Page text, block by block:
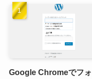
Google Chromeでフ